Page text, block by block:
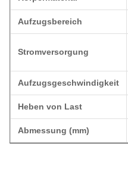
Aufzugsbereich
Stromversorgung
Aufzugsgeschwindigkeit
Heben von Last
Abmessung (mm)